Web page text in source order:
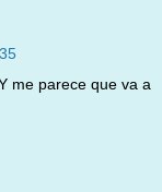
me parece que va a